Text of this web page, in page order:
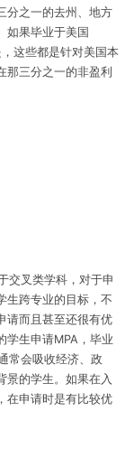
分之一的去州、地方
如果毕业于美国
这些都是针对美国本
那三分之一的非盈利
交叉类学科，对于申
生跨专业的目标，不
请而且甚至还很有优
学生申请MPA，毕业
常会吸收经济、政
景的学生。如果在入
在申请时是有比较优